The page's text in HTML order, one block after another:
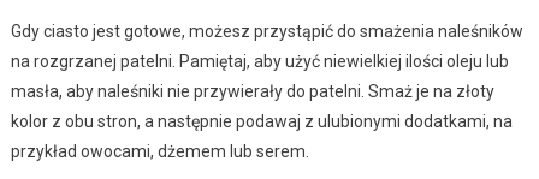
Gdy ciasto jest gotowe, możesz przystąpić do smażenia naleśników
na rozgrzanej patelni. Pamiętaj, aby użyć niewielkiej ilości oleju lub
masła, aby naleśniki nie przywierały do patelni. Smaż je na złoty
kolor z obu stron, a następnie podawaj z ulubionymi dodatkami, na
przykład owocami, dżemem lub serem.